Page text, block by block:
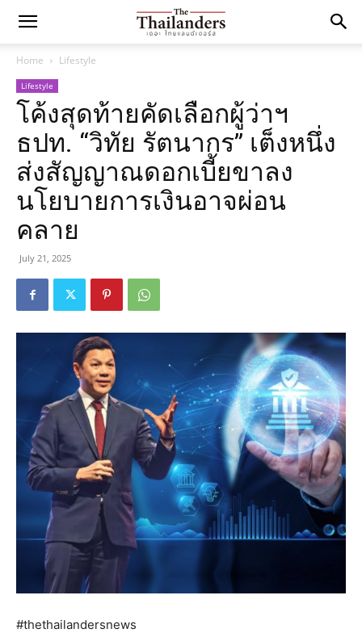
Home Lifestyle
Lifestyle
โค้งสุดท้ายคัดเลือกผู้ว่าฯ
ธปท. “วิทัย รัตนากร” เต็งหนึ่ง
ส่งสัญญาณดอกเบี้ยขาลง
นโยบายการเงินอาจผ่อน
คลาย
July 21, 2025
#thethailandersnews